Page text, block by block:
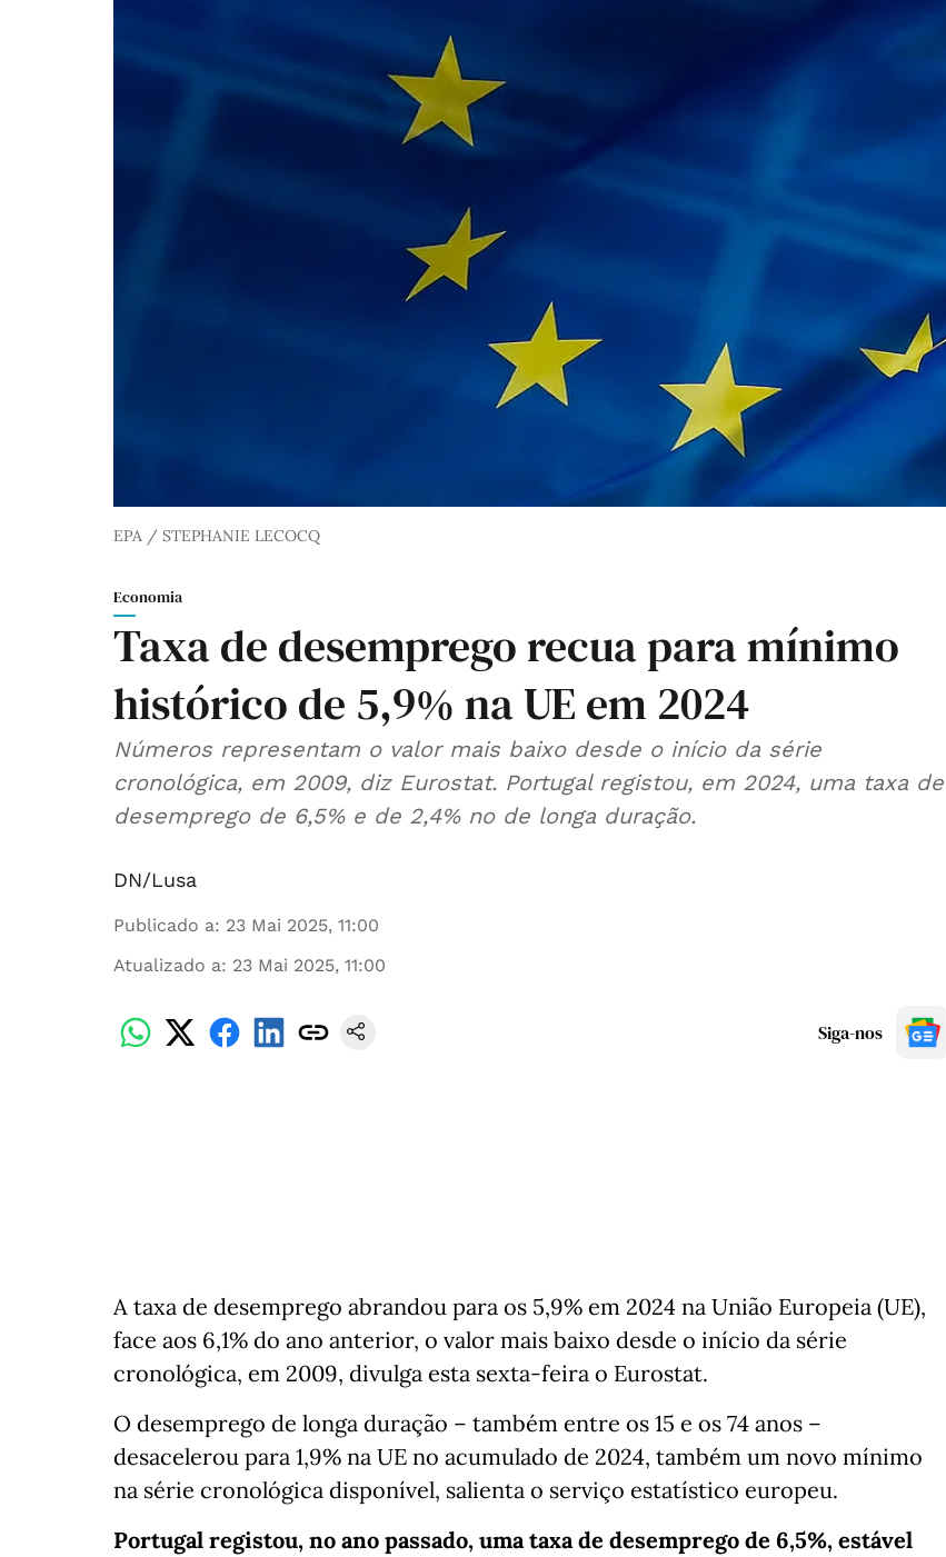
EPA / STEPHANIE LECOCQ
Economia
Taxa de desemprego recua para mínimo
histórico de 5,9% na UE em 2024
Números representam o valor mais baixo desde o início da série
cronológica, em 2009, diz Eurostat. Portugal registou, em 2024, uma taxa de
desemprego de 6,5% e de 2,4% no de longa duração.
DN/Lusa
Publicado a: 23 Mai 2025, 11:00
Atualizado a: 23 Mai 2025, 11:00
Siga-nos
A taxa de desemprego abrandou para os 5,9% em 2024 na União Europeia (UE),
face aos 6,1% do ano anterior, o valor mais baixo desde o início da série
cronológica, em 2009, divulga esta sexta-feira o Eurostat.
O desemprego de longa duração – também entre os 15 e os 74 anos –
desacelerou para 1,9% na UE no acumulado de 2024, também um novo mínimo
na série cronológica disponível, salienta o serviço estatístico europeu.
Portugal registou, no ano passado, uma taxa de desemprego de 6,5%, estável